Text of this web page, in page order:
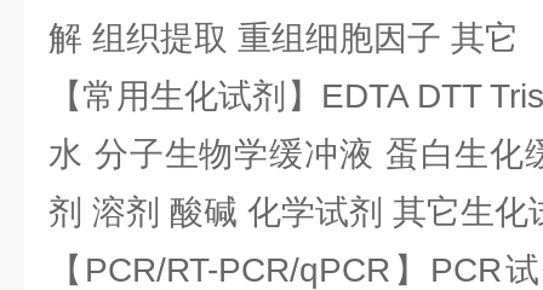
解 组织提取 重组细胞因子 其它
【常用生化试剂】EDTA DTT
水 分子生物学缓冲液 蛋白生化
剂 溶剂 酸碱 化学试剂 其它生化
【PCR/RT-PCR/qPCR】PCR